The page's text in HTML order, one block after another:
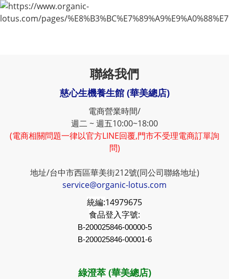
聯絡我們
慈心生機養生館 (華美總店)
電商營業時間/
週二 ~ 週五10:00~18:00
(電商相關問題一律以官方LINE回覆,門市不受理電商訂單詢
問)
地址/台中市西區華美街212號(同公司聯絡地址)
service@organic-lotus.com
統編:14979675
食品登入字號:
B-200025846-00000-5
B-200025846-00001-6
綠澄萃 (華美總店)